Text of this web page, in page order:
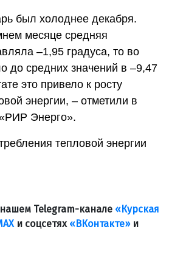
был холоднее декабря.
месяце средняя
–1,95 градуса, то во
до средних значений в –9,47
это привело к росту
энергии, – отметили в
Энерго».
тепловой энергии
Telegram-канале «Курская
и соцсетях «ВКонтакте»и